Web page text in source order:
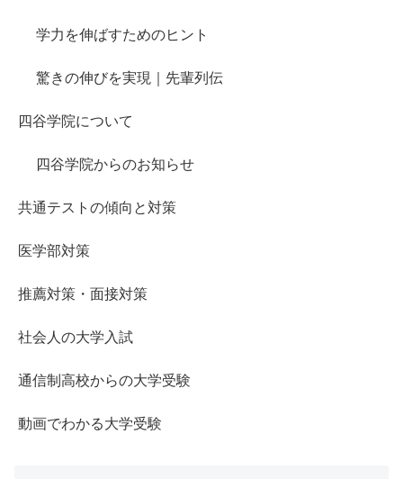
学力を伸ばすためのヒント
驚きの伸びを実現｜先輩列伝
四谷学院について
四谷学院からのお知らせ
共通テストの傾向と対策
医学部対策
推薦対策・面接対策
社会人の大学入試
通信制高校からの大学受験
動画でわかる大学受験